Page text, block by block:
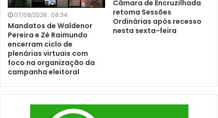
07/08/2026 . 08:34
Mandatos de Waldenor
Pereira e Zé Raimundo
encerram ciclo de
plenárias virtuais com
foco na organização da
campanha eleitoral
Câmara de Encruzilhada
retoma Sessões
Ordinárias após recesso
nesta sexta-feira